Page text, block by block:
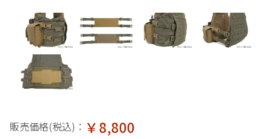
販売価格(税込)： ￥8,800